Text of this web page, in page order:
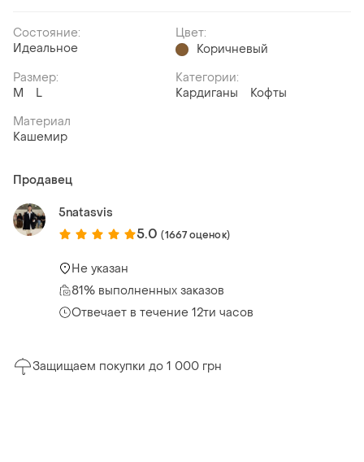
Состояние:
Идеальное
Цвет:
Коричневый
Размер:
M
L
Категории:
Кардиганы
Кофты
Материал
Кашемир
Продавец
5natasvis
5.0 (1667 оценок)
Не указан
81% выполненных заказов
Отвечает в течение 12ти часов
Защищаем покупки до 1 000 грн